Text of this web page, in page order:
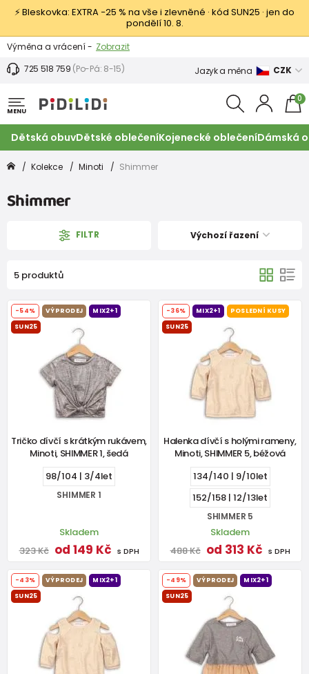
⚡ Bleskovka: EXTRA −25 % na vše i zlevněné · kód SUN25 · jen do
pondělí 10. 8.
Výměna a vrácení - Zobrazit
Sleva 100 Kč na první nákup -
725 518 759 (Po-Pá: 8-15) Jazyk a měna CZK
MENU
0
Dětská obuvDětské oblečeníKojenecké oblečeníDámská
Kolekce Minoti Shimmer
Shimmer
FILTR Výchozí řazení
5 produktů
-54% VÝPRODEJ
MIX2+1
SUN25
Tričko dívčí s krátkým rukávem,
Minoti, SHIMMER 1, šedá
98/104 | 3/4let
SHIMMER 1
Skladem
323 Kč od 149 Kč s DPH
-36% MIX2+1
POSLEDNÍ KUSY
SUN25
Halenka dívčí s holými rameny,
Minoti, SHIMMER 5, béžová
134/140 | 9/10let
152/158 | 12/13let
SHIMMER 5
Skladem
488 Kč od 313 Kč s DPH
-43% VÝPRODEJ
MIX2+1
SUN25
-49% VÝPRODEJ
MIX2+1
SUN25